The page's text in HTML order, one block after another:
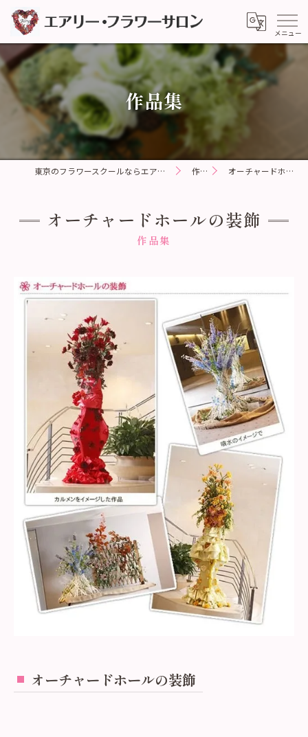
作品集
東京のフラワースクールならエアリー・フラワーサロン 作品集 オーチャードホールの装飾
作品集
オーチャードホールの装飾
オーチャードホールの装飾